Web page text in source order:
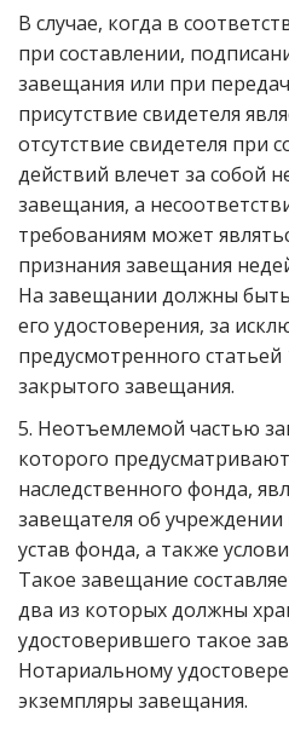
В случае, когда в
при составлении,
завещания или при
присутствие свидетеля
отсутствие свидетеля при
действий влечет за собой
завещания, а
требованиям может
признания завещания
На завещании должны
его удостоверения, за
предусмотренного
закрытого завещания.
5. Неотъемлемой частью
которого
наследственного фонда,
завещателя об учреждении
устав фонда, а также
Такое завещание
два из которых должны
удостоверившего такое
Нотариальному
экземпляры завещания.